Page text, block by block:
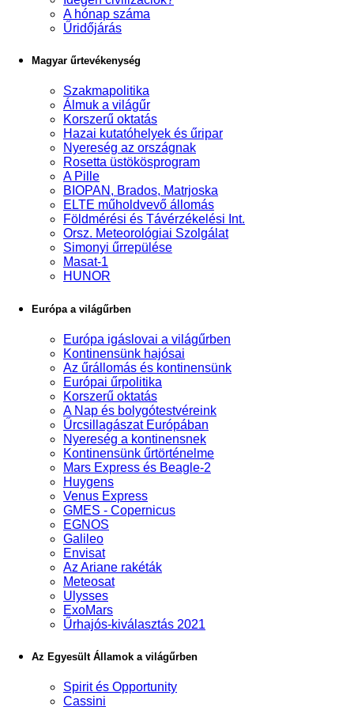
A hónap száma
Űridőjárás
Magyar űrtevékenység
Szakmapolitika
Álmuk a világűr
Korszerű oktatás
Hazai kutatóhelyek és űripar
Nyereség az országnak
Rosetta üstökösprogram
A Pille
BIOPAN, Brados, Matrjoska
ELTE műholdvevő állomás
Földmérési és Távérzékelési Int.
Orsz. Meteorológiai Szolgálat
Simonyi űrrepülése
Masat-1
HUNOR
Európa a világűrben
Európa igáslovai a világűrben
Kontinensünk hajósai
Az űrállomás és kontinensünk
Európai űrpolitika
Korszerű oktatás
A Nap és bolygótestvéreink
Űrcsillagászat Európában
Nyereség a kontinensnek
Kontinensünk űrtörténelme
Mars Express és Beagle-2
Huygens
Venus Express
GMES - Copernicus
EGNOS
Galileo
Envisat
Az Ariane rakéták
Meteosat
Ulysses
ExoMars
Űrhajós-kiválasztás 2021
Az Egyesült Államok a világűrben
Spirit és Opportunity
Cassini